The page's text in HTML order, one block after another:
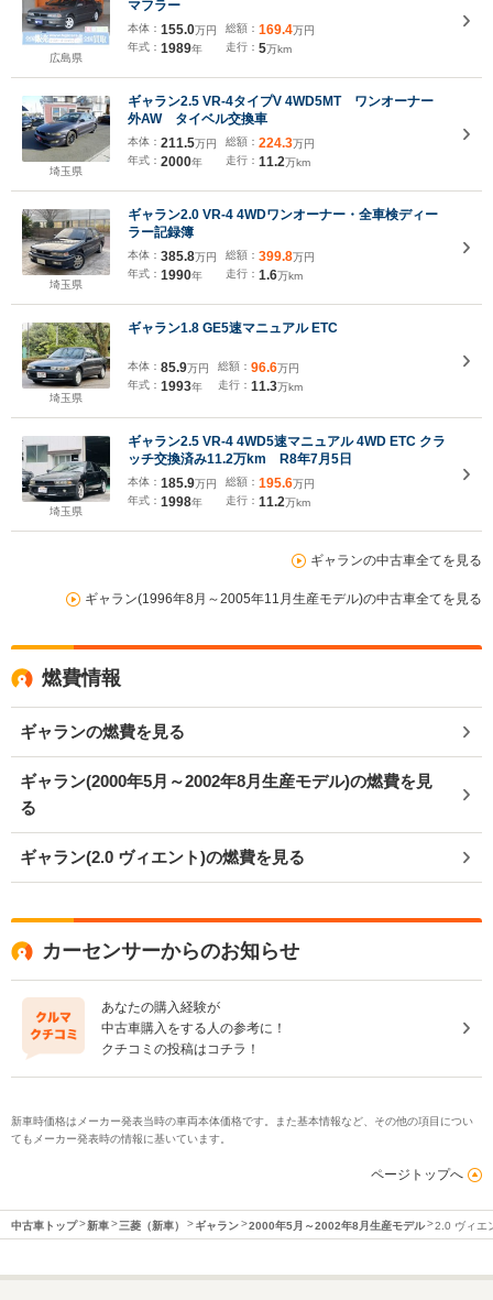
広島県
マフラー
本体： 155.0万円
年式： 1989年
総額： 169.4万円
走行： 5万km
埼玉県
ギャラン2.5 VR-4タイプV 4WD5MT ワンオーナー
外AW タイベル交換車
本体： 211.5万円
年式： 2000年
総額： 224.3万円
走行： 11.2万km
埼玉県
ギャラン2.0 VR-4 4WDワンオーナー・全車検ディー
ラー記録簿
本体： 385.8万円
年式： 1990年
総額： 399.8万円
走行： 1.6万km
埼玉県
ギャラン1.8 GE5速マニュアル ETC
本体： 85.9万円
年式： 1993年
総額： 96.6万円
走行： 11.3万km
埼玉県
ギャラン2.5 VR-4 4WD5速マニュアル 4WD ETC クラ
ッチ交換済み11.2万km R8年7月5日
本体： 185.9万円
年式： 1998年
総額： 195.6万円
走行： 11.2万km
ギャランの中古車全てを見る
ギャラン(1996年8月～2005年11月生産モデル)の中古車全てを見る
燃費情報
ギャランの燃費を見る
ギャラン(2000年5月～2002年8月生産モデル)の燃費を見
る
ギャラン(2.0 ヴィエント)の燃費を見る
カーセンサーからのお知らせ
あなたの購入経験が
中古車購入をする人の参考に！
クチコミの投稿はコチラ！
新車時価格はメーカー発表当時の車両本体価格です。また基本情報など、その他の項目につい
てもメーカー発表時の情報に基いています。
ページトップへ
中古車トップ 新車 三菱（新車） ギャラン 2000年5月～2002年8月生産モデル 2.0 ヴィエ